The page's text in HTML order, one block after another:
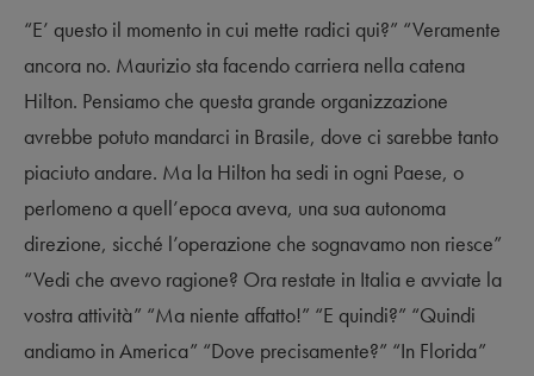
“E’ questo il momento in cui mette radici qui?” “Veramente
ancora no. Maurizio sta facendo carriera nella catena
Hilton. Pensiamo che questa grande organizzazione
avrebbe potuto mandarci in Brasile, dove ci sarebbe tanto
piaciuto andare. Ma la Hilton ha sedi in ogni Paese, o
perlomeno a quell’epoca aveva, una sua autonoma
direzione, sicché l’operazione che sognavamo non riesce”
“Vedi che avevo ragione? Ora restate in Italia e avviate la
vostra attività” “Ma niente affatto!” “E quindi?” “Quindi
andiamo in America” “Dove precisamente?” “In Florida”